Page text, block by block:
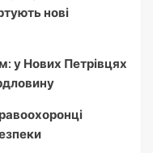
нові
у Нових Петрівцях